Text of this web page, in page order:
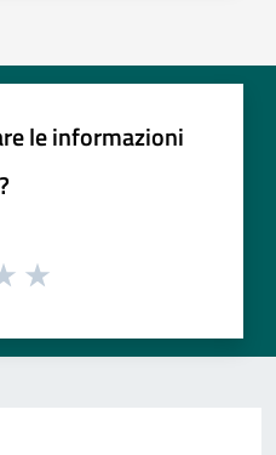
le informazioni